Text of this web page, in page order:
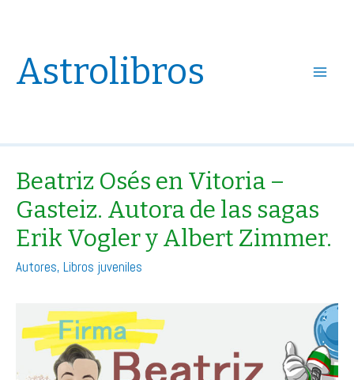
Astrolibros
Beatriz Osés en Vitoria –
Gasteiz. Autora de las sagas
Erik Vogler y Albert Zimmer.
Autores, Libros juveniles